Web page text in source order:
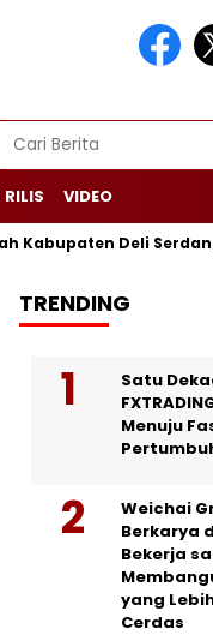
RILIS VIDEO
Deli Serdang
TRENDING
Satu
Menuju
Weichai
Berkarya
Bekerja
yang
Cerdas